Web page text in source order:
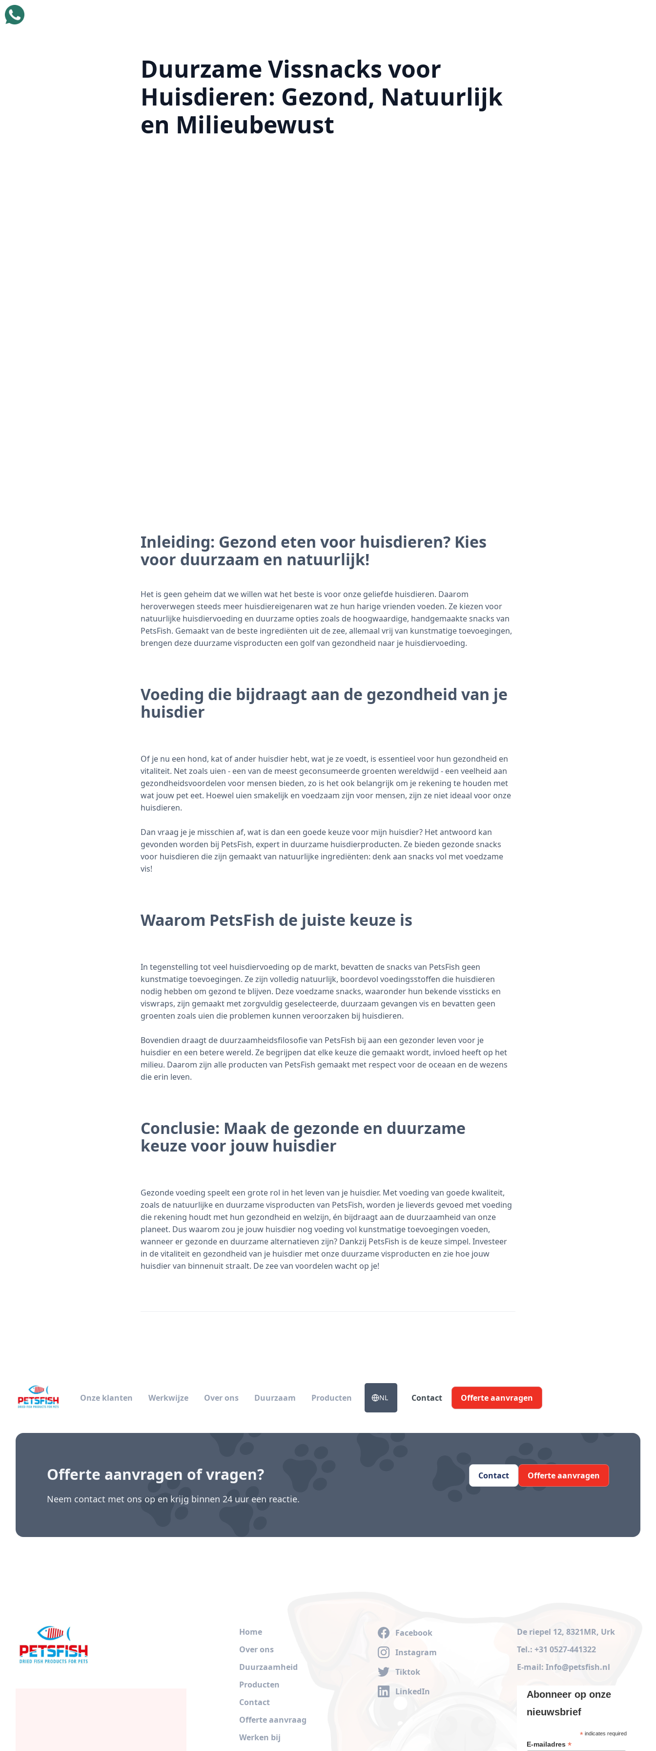
Duurzame Vissnacks voor
Huisdieren: Gezond, Natuurlijk
en Milieubewust
Inleiding: Gezond eten voor huisdieren? Kies
voor duurzaam en natuurlijk!
Het is geen geheim dat we willen wat het beste is voor onze geliefde huisdieren. Daarom
heroverwegen steeds meer huisdiereigenaren wat ze hun harige vrienden voeden. Ze kiezen voor
natuurlijke huisdiervoeding en duurzame opties zoals de hoogwaardige, handgemaakte snacks van
PetsFish. Gemaakt van de beste ingrediënten uit de zee, allemaal vrij van kunstmatige toevoegingen,
brengen deze duurzame visproducten een golf van gezondheid naar je huisdiervoeding.
Voeding die bijdraagt aan de gezondheid van je
huisdier
Of je nu een hond, kat of ander huisdier hebt, wat je ze voedt, is essentieel voor hun gezondheid en
vitaliteit. Net zoals uien - een van de meest geconsumeerde groenten wereldwijd - een veelheid aan
gezondheidsvoordelen voor mensen bieden, zo is het ook belangrijk om je rekening te houden met
wat jouw pet eet. Hoewel uien smakelijk en voedzaam zijn voor mensen, zijn ze niet ideaal voor onze
huisdieren.
Dan vraag je je misschien af, wat is dan een goede keuze voor mijn huisdier? Het antwoord kan
gevonden worden bij PetsFish, expert in duurzame huisdierproducten. Ze bieden gezonde snacks
voor huisdieren die zijn gemaakt van natuurlijke ingrediënten: denk aan snacks vol met voedzame
vis!
Waarom PetsFish de juiste keuze is
In tegenstelling tot veel huisdiervoeding op de markt, bevatten de snacks van PetsFish geen
kunstmatige toevoegingen. Ze zijn volledig natuurlijk, boordevol voedingsstoffen die huisdieren
nodig hebben om gezond te blijven. Deze voedzame snacks, waaronder hun bekende vissticks en
viswraps, zijn gemaakt met zorgvuldig geselecteerde, duurzaam gevangen vis en bevatten geen
groenten zoals uien die problemen kunnen veroorzaken bij huisdieren.
Bovendien draagt de duurzaamheidsfilosofie van PetsFish bij aan een gezonder leven voor je
huisdier en een betere wereld. Ze begrijpen dat elke keuze die gemaakt wordt, invloed heeft op het
milieu. Daarom zijn alle producten van PetsFish gemaakt met respect voor de oceaan en de wezens
die erin leven.
Conclusie: Maak de gezonde en duurzame
keuze voor jouw huisdier
Gezonde voeding speelt een grote rol in het leven van je huisdier. Met voeding van goede kwaliteit,
zoals de natuurlijke en duurzame visproducten van PetsFish, worden je lieverds gevoed met voeding
die rekening houdt met hun gezondheid en welzijn, én bijdraagt aan de duurzaamheid van onze
planeet. Dus waarom zou je jouw huisdier nog voeding vol kunstmatige toevoegingen voeden,
wanneer er gezonde en duurzame alternatieven zijn? Dankzij PetsFish is de keuze simpel. Investeer
in de vitaliteit en gezondheid van je huisdier met onze duurzame visproducten en zie hoe jouw
huisdier van binnenuit straalt. De zee van voordelen wacht op je!
Onze klanten Werkwijze Over ons Duurzaam Producten NL Contact Offerte aanvragen
Offerte aanvragen of vragen?
Neem contact met ons op en krijg binnen 24 uur een reactie.
Contact Offerte aanvragen
Home
Over ons
Duurzaamheid
Producten
Contact
Offerte aanvraag
Werken bij
Facebook
Instagram
Tiktok
LinkedIn
De riepel 12, 8321MR, Urk
Tel.: +31 0527-441322
E-mail: Info@petsfish.nl
Abonneer op onze
nieuwsbrief
*indicates required
E-mailadres*